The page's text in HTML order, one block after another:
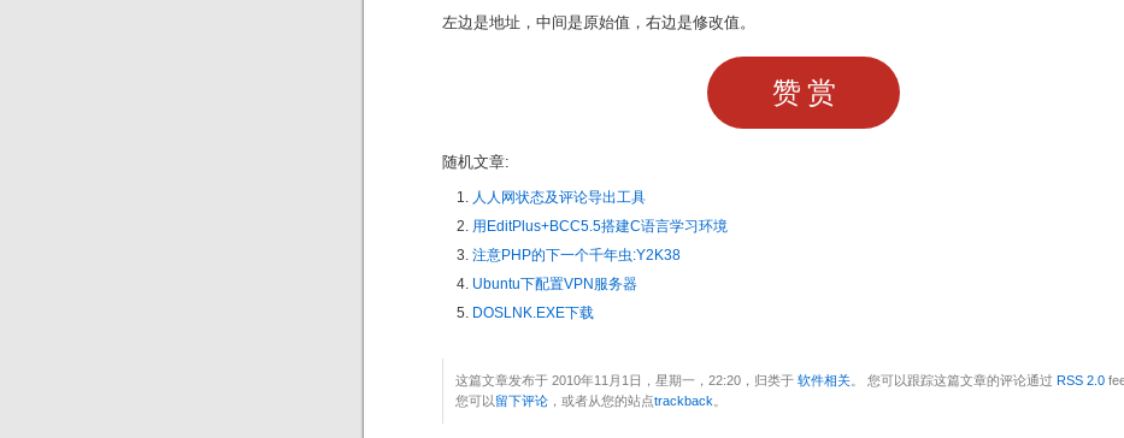
左边是地址，中间是原始值，右边是修改值。
赞赏
随机文章:
人人网状态及评论导出工具
用EditPlus+BCC5.5搭建C语言学习环境
注意PHP的下一个千年虫:Y2K38
Ubuntu下配置VPN服务器
DOSLNK.EXE下载
这篇文章发布于 2010年11月1日，星期一，22:20，归类于 软件相关 。 您可以跟踪这篇文章的评论通过 RSS 2.0
您可以 留下评论 ，或者从您的站点trackback